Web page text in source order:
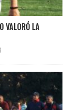
VALORÓ LA